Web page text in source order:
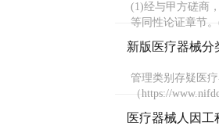
(1)经与甲方磋商
等同性论证章节
新版医疗器械分
管理类别存疑医
（https://
医疗器械人因